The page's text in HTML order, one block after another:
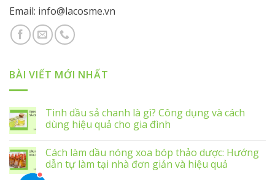
Email: info@lacosme.vn
BÀI VIẾT MỚI NHẤT
Tinh dầu sả chanh là gì? Công dụng và cách
dùng hiệu quả cho gia đình
Cách làm dầu nóng xoa bóp thảo dược: Hướng
dẫn tự làm tại nhà đơn giản và hiệu quả